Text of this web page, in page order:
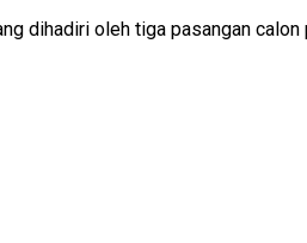
dihadiri oleh tiga pasangan